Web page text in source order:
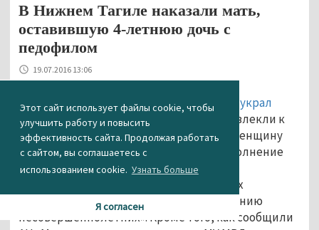
Этот сайт использует файлы cookie, чтобы
улучшить работу и повысить
эффективность сайта. Продолжая работать
с сайтом, вы соглашаетесь с
использованием cookie. Узнать больше
Я согласен
В Нижнем Тагиле наказали мать,
оставившую 4-летнюю дочь с
педофилом
19.07.2016 13:06
Мать четырёхлетней девочки, которую украл
педофил в центре Нижнего Тагила, привлекли к
административной ответственности. Женщину
наказали по статье 5.35 КоАП РФ «Неисполнение
родителями или иными законными
представителями несовершеннолетних
обязанностей по содержанию и воспитанию
несовершеннолетних». Кроме того, как сообщили